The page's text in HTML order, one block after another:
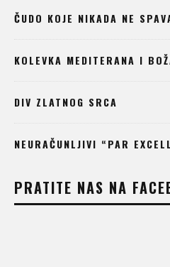
ČUDO KOJE NIKADA NE
KOLEVKA MEDITERANA I
DIV ZLATNOG SRCA
NEURAČUNLJIVI “PAR
PRATITE NAS NA